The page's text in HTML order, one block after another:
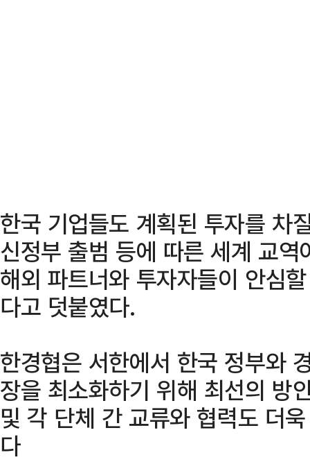
한국 기업들도 계획된 투자를 차
신정부 출범 등에 따른 세계 교
해외 파트너와 투자자들이 안심
다고 덧붙였다.
한경협은 서한에서 한국 정부와
장을 최소화하기 위해 최선의 방
및 각 단체 간 교류와 협력도 더
다